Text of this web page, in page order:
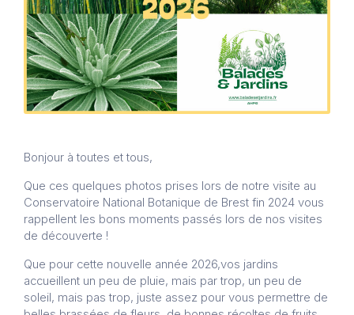
Bonjour à toutes et tous,
Que ces quelques photos prises lors de notre visite au
Conservatoire National Botanique de Brest fin 2024 vous
rappellent les bons moments passés lors de nos visites
de découverte !
Que pour cette nouvelle année 2026,vos jardins
accueillent un peu de pluie, mais par trop, un peu de
soleil, mais pas trop, juste assez pour vous permettre de